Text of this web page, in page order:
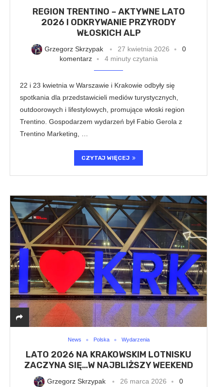
REGION TRENTINO – AKTYWNE LATO
2026 I ODKRYWANIE PRZYRODY
WŁOSKICH ALP
Grzegorz Skrzypak 27 kwietnia 2026
0
komentarz
4 minuty czytania
22 i 23 kwietnia w Warszawie i Krakowie odbyły się
spotkania dla przedstawicieli mediów turystycznych,
outdoorowych i lifestylowych, promujące włoski region
Trentino. Gospodarzem wydarzeń był Fabio Gerola z
Trentino Marketing, …
CZYTAJ WIĘCEJ
News Polska Wydarzenia
LATO 2026 NA KRAKOWSKIM LOTNISKU
ZACZYNA SIĘ…W NAJBLIŻSZY WEEKEND
Grzegorz Skrzypak 26 marca 2026
0